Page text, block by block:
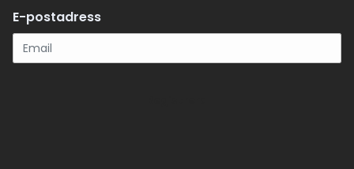
E-postadress